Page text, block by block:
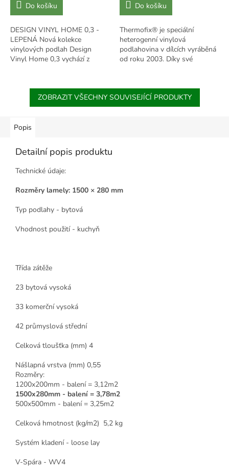
Do košíku
DESIGN VINYL HOME 0,3 -
LEPENÁ Nová kolekce
vinylových podlah Design
Vinyl Home 0,3 vychází z
Zachována je i speciální...
Do košíku
Thermofix® je speciální
heterogenní vinylová
podlahovina v dílcích vyráběná
od roku 2003. Díky své
Jestli jste někdy...
ZOBRAZIT VŠECHNY SOUVISEJÍCÍ PRODUKTY
Popis
Detailní popis produktu
Technické údaje:
Rozměry lamely: 1500 × 280 mm
Typ podlahy - bytová
Vhodnost použití - kuchyň
Třída zátěže
23 bytová vysoká
33 komerční vysoká
42 průmyslová střední
Celková tloušťka (mm) 4
Nášlapná vrstva (mm) 0,55
Rozměry:
1200x200mm - balení = 3,12m2
1500x280mm - balení = 3,78m2
500x500mm - balení = 3,25m2
Celková hmotnost (kg/m2) 5,2 kg
Systém kladení - loose lay
V-Spára - WV4